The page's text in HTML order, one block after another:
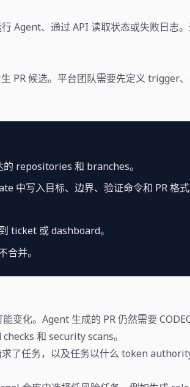
Agent、通过 API 读取状态或失败日志
PR 候选。平台团队需要先定义 trigger
repositories 和 branches。
中写入目标、边界、验证命令和 PR 格式
ticket 或 dashboard。
合并。
变化。Agent 生成的 PR 仍然需要
和 security scans。
了任务，以及任务以什么 token authority